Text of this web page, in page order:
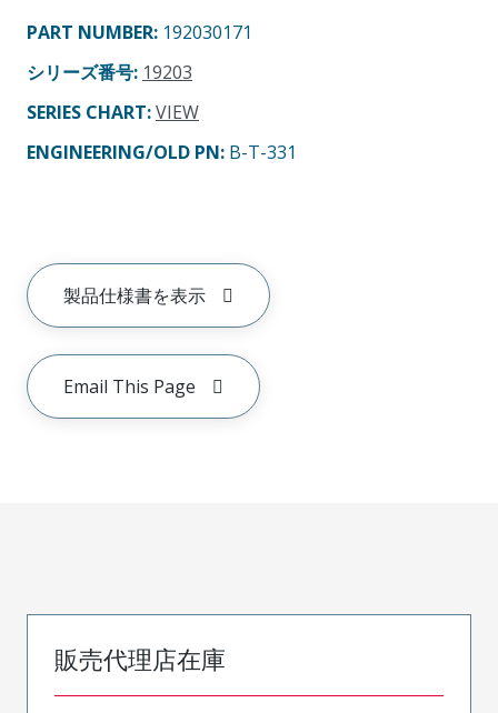
PART NUMBER: 192030171
シリーズ番号: 19203
SERIES CHART:VIEW
ENGINEERING/OLD PN: B-T-331
製品仕様書を表示
Email This Page
販売代理店在庫